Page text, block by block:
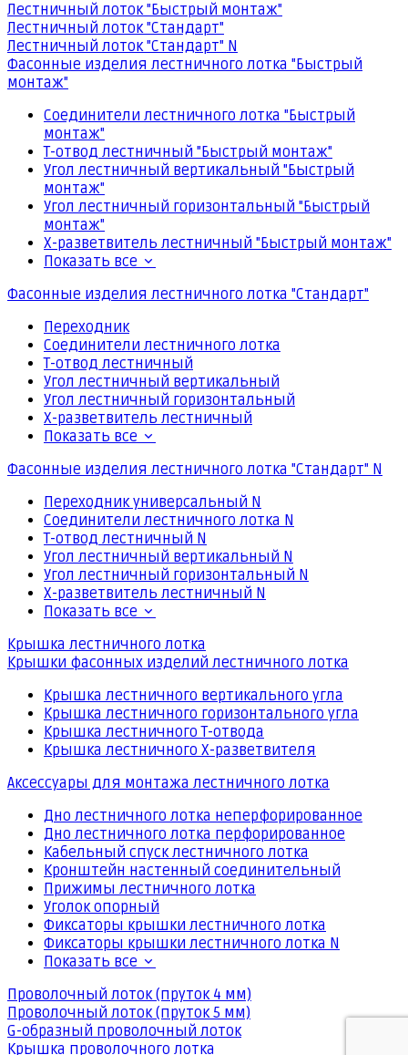
Лестничный лоток "Быстрый монтаж"
Лестничный лоток "Стандарт"
Лестничный лоток "Стандарт" N
Фасонные изделия лестничного лотка "Быстрый
монтаж"
Соединители лестничного лотка "Быстрый
монтаж"
Т-отвод лестничный "Быстрый монтаж"
Угол лестничный вертикальный "Быстрый
монтаж"
Угол лестничный горизонтальный "Быстрый
монтаж"
Х-разветвитель лестничный "Быстрый монтаж"
Показать все
Фасонные изделия лестничного лотка "Стандарт"
Переходник
Соединители лестничного лотка
Т-отвод лестничный
Угол лестничный вертикальный
Угол лестничный горизонтальный
Х-разветвитель лестничный
Показать все
Фасонные изделия лестничного лотка "Стандарт" N
Переходник универсальный N
Соединители лестничного лотка N
Т-отвод лестничный N
Угол лестничный вертикальный N
Угол лестничный горизонтальный N
Х-разветвитель лестничный N
Показать все
Крышка лестничного лотка
Крышки фасонных изделий лестничного лотка
Крышка лестничного вертикального угла
Крышка лестничного горизонтального угла
Крышка лестничного Т-отвода
Крышка лестничного Х-разветвителя
Аксессуары для монтажа лестничного лотка
Дно лестничного лотка неперфорированное
Дно лестничного лотка перфорированное
Кабельный спуск лестничного лотка
Кронштейн настенный соединительный
Прижимы лестничного лотка
Уголок опорный
Фиксаторы крышки лестничного лотка
Фиксаторы крышки лестничного лотка N
Показать все
Проволочный лоток (пруток 4 мм)
Проволочный лоток (пруток 5 мм)
G-образный проволочный лоток
Крышка проволочного лотка